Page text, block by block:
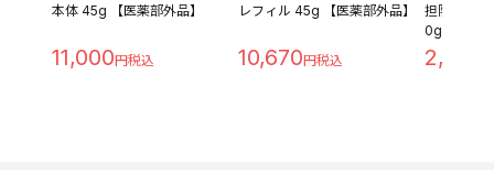
本体 45g 【医薬部外品】
11,000
レフィル 45g 【医薬部外品】
10,670
担防止ベ
0g
2,280